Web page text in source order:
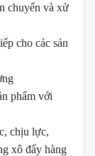
chuyển và xử
cho các sản
phẩm với
chịu lực,
xô đẩy hàng